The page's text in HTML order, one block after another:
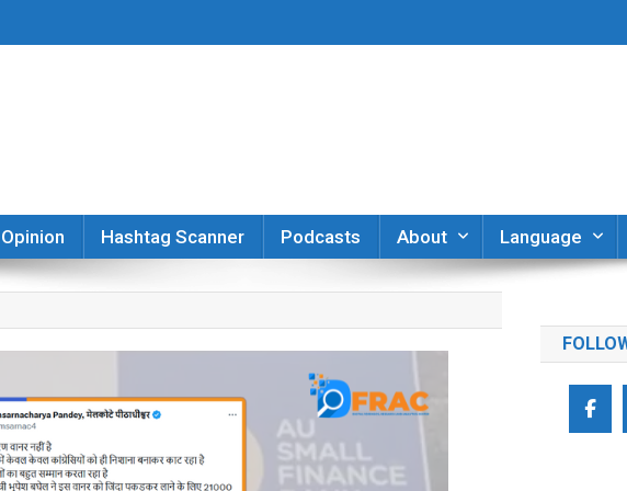
Opinion Hashtag Scanner Podcasts About Language